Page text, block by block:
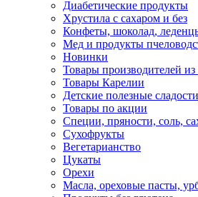
Диабетические продукты
Хрустила с сахаром и без
Конфеты, шоколад,
Мед и продукты
Новинки
Товары производителей
Товары Карелии
Детские полезные сладости
Товары по акции
Специи, пряности, соль,
Сухофрукты
Вегетарианство
Цукаты
Орехи
Масла, ореховые пасты,